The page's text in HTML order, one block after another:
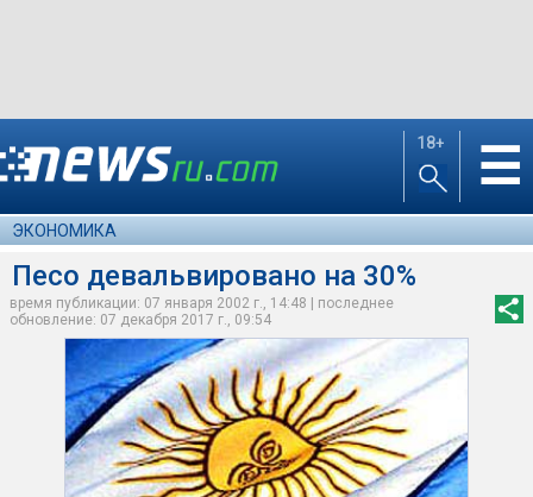
18+ ☰
ЭКОНОМИКА
Песо девальвировано на 30%
время публикации: 07 января 2002 г., 14:48 | последнее
обновление: 07 декабря 2017 г., 09:54